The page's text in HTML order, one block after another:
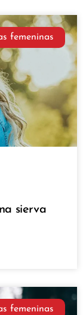
femeninas
sierva
femeninas